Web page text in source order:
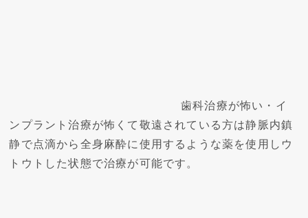
歯科治療が怖い・イ
ンプラント治療が怖くて敬遠されている方は静脈内鎮
静で点滴から全身麻酔に使用するような薬を使用しウ
トウトした状態で治療が可能です。